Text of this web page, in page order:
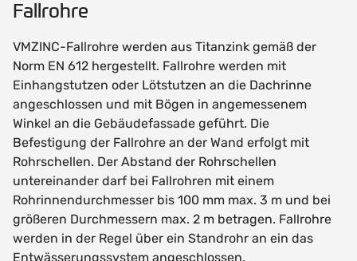
Fallrohre
VMZINC-Fallrohre werden aus Titanzink gemäß der
Norm EN 612 hergestellt. Fallrohre werden mit
Einhangstutzen oder Lötstutzen an die Dachrinne
angeschlossen und mit Bögen in angemessenem
Winkel an die Gebäudefassade geführt. Die
Befestigung der Fallrohre an der Wand erfolgt mit
Rohrschellen. Der Abstand der Rohrschellen
untereinander darf bei Fallrohren mit einem
Rohrinnendurchmesser bis 100 mm max. 3 m und bei
größeren Durchmessern max. 2 m betragen. Fallrohre
werden in der Regel über ein Standrohr an ein das
Entwässerungssystem angeschlossen.